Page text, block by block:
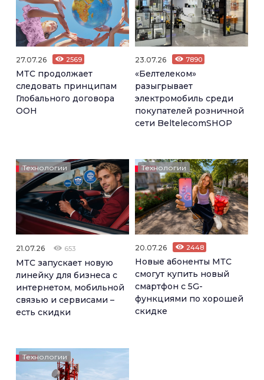
27.07.26 2569
МТС продолжает
следовать принципам
Глобального договора
ООН
23.07.26 7890
«Белтелеком»
разыгрывает
электромобиль среди
покупателей розничной
сети BeltelecomSHOP
Технологии
21.07.26 653
МТС запускает новую
линейку для бизнеса с
интернетом, мобильной
связью и сервисами –
есть скидки
Технологии
20.07.26 2448
Новые абоненты МТС
смогут купить новый
смартфон с 5G-
функциями по хорошей
скидке
Технологии